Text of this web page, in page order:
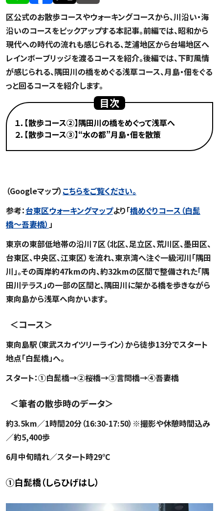
区公式のお散歩コースやウォーキングコースから、川沿い・海
沿いのコースをピックアップする本記事。前編では、昭和から
現代への時代の流れも感じられる、芝浦地区から台場地区へ
レインボーブリッジを渡るコースを紹介。後編では、下町風情
が感じられる、隅田川の橋をめぐる浅草コース、月島・佃をぐる
っと回るコースを紹介します。
目次
１．【散歩コース②】隅田川の橋をめぐって浅草へ
２．【散歩コース③】“水の都”月島・佃を散策
（Googleマップ） こちらをご覧ください。
参考：台東区ウォーキングマップより「橋めぐりコース（白髭
橋〜吾妻橋）」
東京の東部低地帯の沿川７区（北区、足立区、荒川区、墨田区、
台東区、中央区、江東区）を流れ、東京湾へ注ぐ一級河川「隅田
川」。その両岸約47kmの内、約32kmの区間で整備された「隅
田川テラス」の一部の区間と、隅田川に架かる橋を歩きながら
東向島から浅草へ向かいます。
＜コース＞
東向島駅（東武スカイツリーライン）から徒歩13分でスタート
地点「白髭橋」へ。
スタート：①白髭橋→②桜橋→③言問橋→④吾妻橋
＜筆者の散歩時のデータ＞
約3.5km／1時間20分（16:30-17:50）※撮影や休憩時間込み
／約5,400歩
6月中旬晴れ／スタート時29℃
①白髭橋（しらひげはし）